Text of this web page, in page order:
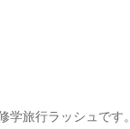
旅行ラッシュです。